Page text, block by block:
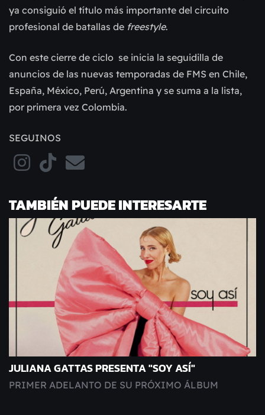
ya consiguió el título más importante del circuito
profesional de batallas de freestyle.
Con este cierre de ciclo se inicia la seguidilla de
anuncios de las nuevas temporadas de FMS en Chile,
España, México, Perú, Argentina y se suma a la lista,
por primera vez Colombia.
SEGUINOS
TAMBIÉN PUEDE INTERESARTE
JULIANA GATTAS PRESENTA "SOY ASÍ"
PRIMER ADELANTO DE SU PRÓXIMO ÁLBUM